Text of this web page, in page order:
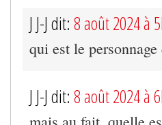
J J-J dit: 8 août 2024 à
qui est le
J J-J dit: 8 août 2024 à